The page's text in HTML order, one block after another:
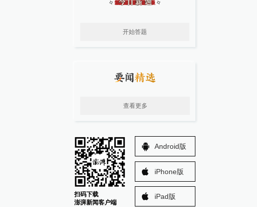
开始答题
查看更多
扫码下载
澎湃新闻客户端
Android版
iPhone版
iPad版